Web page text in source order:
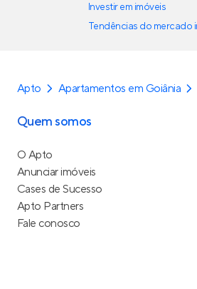
Investir em imóveis
Tendências do mercado
Apto Apartamentos em Goiânia
Quem somos
O Apto
Anunciar imóveis
Cases de Sucesso
Apto Partners
Fale conosco